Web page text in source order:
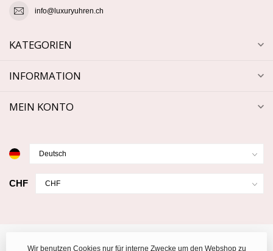
info@luxuryuhren.ch
KATEGORIEN
INFORMATION
MEIN KONTO
CHF
Wir benutzen Cookies nur für interne Zwecke um den Webshop zu